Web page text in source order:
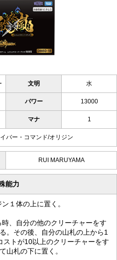
文明 水
パワー 13000
マナ 1
バー・コマンド/オリジン
RUI MARUYAMA
能力
１体の上に置く。
、自分の他のクリーチャーをす
。その後、自分の山札の上から1
トが10以上のクリーチャーをす
山札の下に置く。